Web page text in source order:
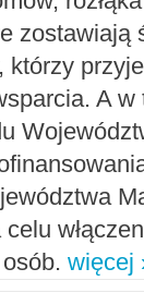
zostawiają
którzy
A w
więcej